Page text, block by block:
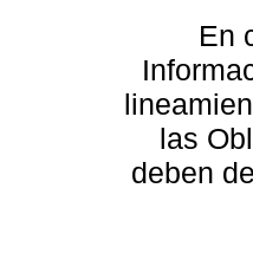
En
las
deben